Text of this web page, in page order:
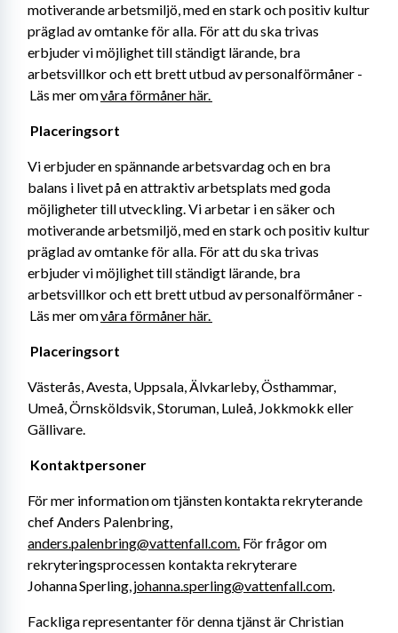
motiverande arbetsmiljö, med en stark och positiv kultur
präglad av omtanke för alla. För att du ska trivas
erbjuder vi möjlighet till ständigt lärande, bra
arbetsvillkor och ett brett utbud av personalförmåner -
Läs mer om våra förmåner här.
Placeringsort
Vi erbjuder en spännande arbetsvardag och en bra
balans i livet på en attraktiv arbetsplats med goda
möjligheter till utveckling. Vi arbetar i en säker och
motiverande arbetsmiljö, med en stark och positiv kultur
präglad av omtanke för alla. För att du ska trivas
erbjuder vi möjlighet till ständigt lärande, bra
arbetsvillkor och ett brett utbud av personalförmåner -
Läs mer om våra förmåner här.
Placeringsort
Västerås, Avesta, Uppsala, Älvkarleby, Östhammar,
Umeå, Örnsköldsvik, Storuman, Luleå, Jokkmokk eller
Gällivare.
Kontaktpersoner
För mer information om tjänsten kontakta rekryterande
anders.palenbring@vattenfall.com. För frågor om
rekryteringsprocessen kontakta rekryterare
Johanna Sperling, johanna.sperling@vattenfall.com.
Fackliga representanter för denna tjänst är Christian